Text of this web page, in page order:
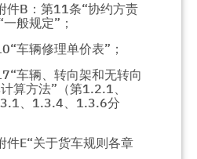
B：第11条“协约方责
般规定”；
车辆修理单价表”；
车辆、转向架和无转向
算方法”（第1.2.1、
、1.3.4、1.3.6分
E“关于货车规则各章